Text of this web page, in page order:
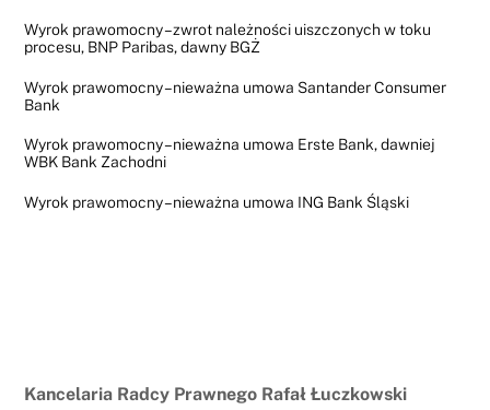
Wyrok prawomocny – zwrot należności uiszczonych w toku
procesu, BNP Paribas, dawny BGŻ
Wyrok prawomocny – nieważna umowa Santander Consumer
Bank
Wyrok prawomocny – nieważna umowa Erste Bank, dawniej
WBK Bank Zachodni
Wyrok prawomocny – nieważna umowa ING Bank Śląski
Kancelaria Radcy Prawnego Rafał Łuczkowski